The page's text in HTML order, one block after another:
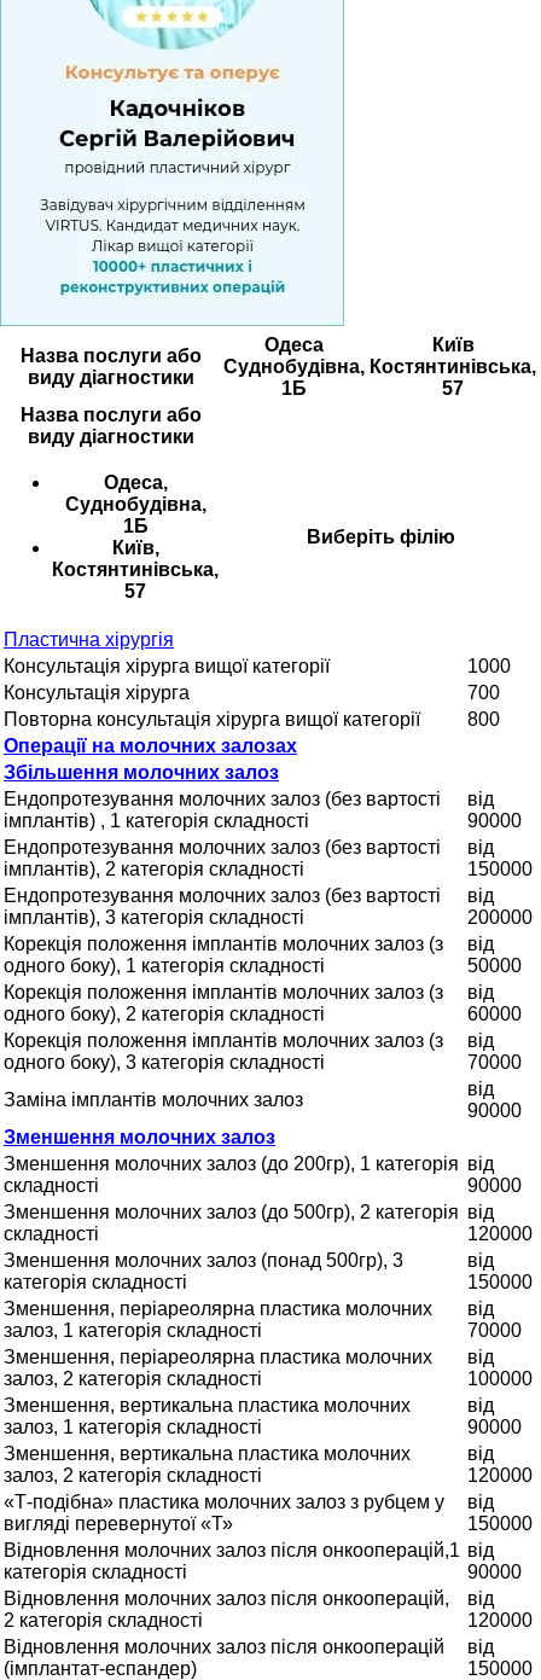
Назва послуги або
виду діагностики
Одеса
Суднобудівна,
1Б
Київ
Костянтинівська,
57
Назва послуги або
виду діагностики
Одеса,
Суднобудівна,
1Б
Київ,
Костянтинівська,
57
Виберіть філію
Пластична хірургія
Консультація хірурга вищої категорії
1000
Консультація хірурга
700
Повторна консультація хірурга вищої категорії
800
Операції на молочних залозах
Збільшення молочних залоз
Ендопротезування молочних залоз (без вартості
імплантів) , 1 категорія складності
від
90000
Ендопротезування молочних залоз (без вартості
імплантів), 2 категорія складності
від
150000
Ендопротезування молочних залоз (без вартості
імплантів), 3 категорія складності
від
200000
Корекція положення імплантів молочних залоз (з
одного боку), 1 категорія складності
від
50000
Корекція положення імплантів молочних залоз (з
одного боку), 2 категорія складності
від
60000
Корекція положення імплантів молочних залоз (з
одного боку), 3 категорія складності
від
70000
Заміна імплантів молочних залоз
від
90000
Зменшення молочних залоз
Зменшення молочних залоз (до 200гр), 1 категорія
складності
від
90000
Зменшення молочних залоз (до 500гр), 2 категорія
складності
від
120000
Зменшення молочних залоз (понад 500гр), 3
категорія складності
від
150000
Зменшення, періареолярна пластика молочних
залоз, 1 категорія складності
від
70000
Зменшення, періареолярна пластика молочних
залоз, 2 категорія складності
від
100000
Зменшення, вертикальна пластика молочних
залоз, 1 категорія складності
від
90000
Зменшення, вертикальна пластика молочних
залоз, 2 категорія складності
від
120000
«Т-подібна» пластика молочних залоз з рубцем у
вигляді перевернутої «Т»
від
150000
Відновлення молочних залоз після онкооперацій,1
категорія складності
від
90000
Відновлення молочних залоз після онкооперацій,
2 категорія складності
від
120000
Відновлення молочних залоз після онкооперацій
(імплантат-еспандер)
від
150000